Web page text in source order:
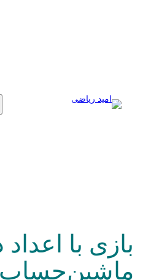
بازی با اعداد
ماشین‌حساب